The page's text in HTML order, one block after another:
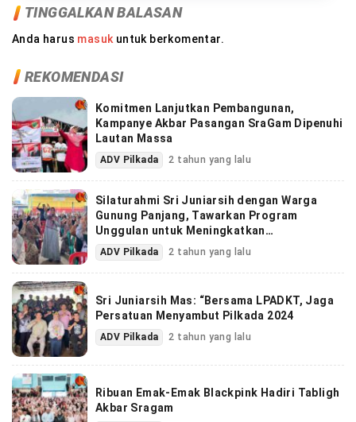
TINGGALKAN BALASAN
Anda harus masukuntuk berkomentar.
REKOMENDASI
Komitmen Lanjutkan Pembangunan,
Kampanye Akbar Pasangan SraGam Dipenuhi
Lautan Massa
ADV Pilkada 2 tahun yang lalu
Silaturahmi Sri Juniarsih dengan Warga
Gunung Panjang, Tawarkan Program
Unggulan untuk Meningkatkan
Kesejahteraan Masyarakat
ADV Pilkada 2 tahun yang lalu
Sri Juniarsih Mas: “Bersama LPADKT, Jaga
Persatuan Menyambut Pilkada 2024
ADV Pilkada 2 tahun yang lalu
Ribuan Emak-Emak Blackpink Hadiri Tabligh
Akbar Sragam